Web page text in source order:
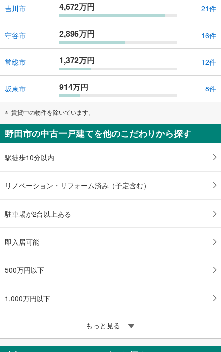
吉川市 4,672万円 21件
守谷市 2,896万円 16件
常総市 1,372万円 12件
坂東市 914万円 8件
賃貸中の物件を除いています。
野田市の中古一戸建てを他のこだわりから探す
駅徒歩10分以内
リノベーション・リフォーム済み（予定含む）
駐車場が2台以上ある
即入居可能
500万円以下
1,000万円以下
もっと見る